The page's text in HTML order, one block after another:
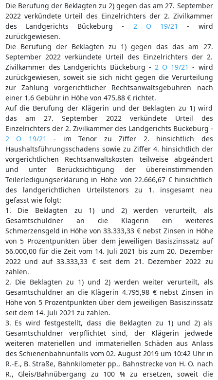
Die Berufung der Beklagten zu 2) gegen das am 27. September
2022 verkündete Urteil des Einzelrichters der 2. Zivilkammer
des Landgerichts Bückeburg - 2 O 19/21
- wird
zurückgewiesen.
Die Berufung der Beklagten zu 1) gegen das das am 27.
September 2022 verkündete Urteil des Einzelrichters der 2.
Zivilkammer des Landgerichts Bückeburg - 2 O 19/21 - wird
zurückgewiesen, soweit sie sich nicht gegen die Verurteilung
zur Zahlung vorgerichtlicher Rechtsanwaltsgebühren nach
einer 1,6 Gebühr in Höhe von 475,88 € richtet.
Auf die Berufung der Klägerin und der Beklagten zu 1) wird
das am 27. September 2022 verkündete Urteil des
Einzelrichters der 2. Zivilkammer des Landgerichts Bückeburg -
2 O 19/21
- im Tenor zu Ziffer 2. hinsichtlich des
Haushaltsführungsschadens sowie zu Ziffer 4. hinsichtlich der
vorgerichtlichen Rechtsanwaltskosten teilweise abgeändert
und unter Berücksichtigung der übereinstimmenden
Teilerledigungserklärung in Höhe von 22.666,67 € hinsichtlich
des landgerichtlichen Urteilstenors zu 1. insgesamt neu
gefasst wie folgt:
1. Die Beklagten zu 1) und 2) werden verurteilt, als
Gesamtschuldner an die Klägerin ein weiteres
Schmerzensgeld in Höhe von 33.333,33 € nebst Zinsen in Höhe
von 5 Prozentpunkten über dem jeweiligen Basiszinssatz auf
56.000,00 für die Zeit vom 14. Juli 2021 bis zum 20. Dezember
2022 und auf 33.333,33 € seit dem 21. Dezember 2022 zu
zahlen.
2. Die Beklagten zu 1) und 2) werden weiter verurteilt, als
Gesamtschuldner an die Klägerin 4.795,98 € nebst Zinsen in
Höhe von 5 Prozentpunkten über dem jeweiligen Basiszinssatz
seit dem 14. Juli 2021 zu zahlen.
3. Es wird festgestellt, dass die Beklagten zu 1) und 2) als
Gesamtschuldner verpflichtet sind, der Klägerin jedwede
weiteren materiellen und immateriellen Schäden aus Anlass
des Schienenbahnunfalls vom 02. August 2019 um 10:42 Uhr in
R.-E., B. Straße, Bahnkilometer pp., Bahnstrecke von H. O. nach
R., Gleis/Bahnübergang zu 100 % zu ersetzen, soweit die